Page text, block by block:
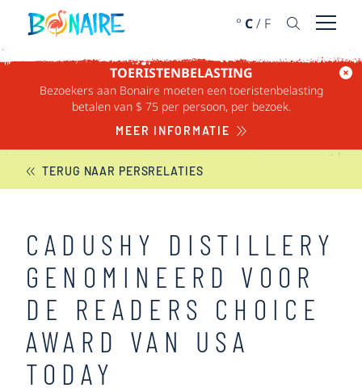
DOORGAAN NAAR ARTIKEL
° C/ F Menu
TOERISTENBELASTING
Bezoekers aan Bonaire moeten een toeristenbelasting
betalen van $ 75 per persoon, per bezoek.
MEER INFORMATIE
BONAIRE NIEUWS
TERUG NAAR PERSRELATIES
CADUSHY DISTILLERY
GENOMINEERD VOOR
DE READERS CHOICE
AWARD VAN USA
TODAY